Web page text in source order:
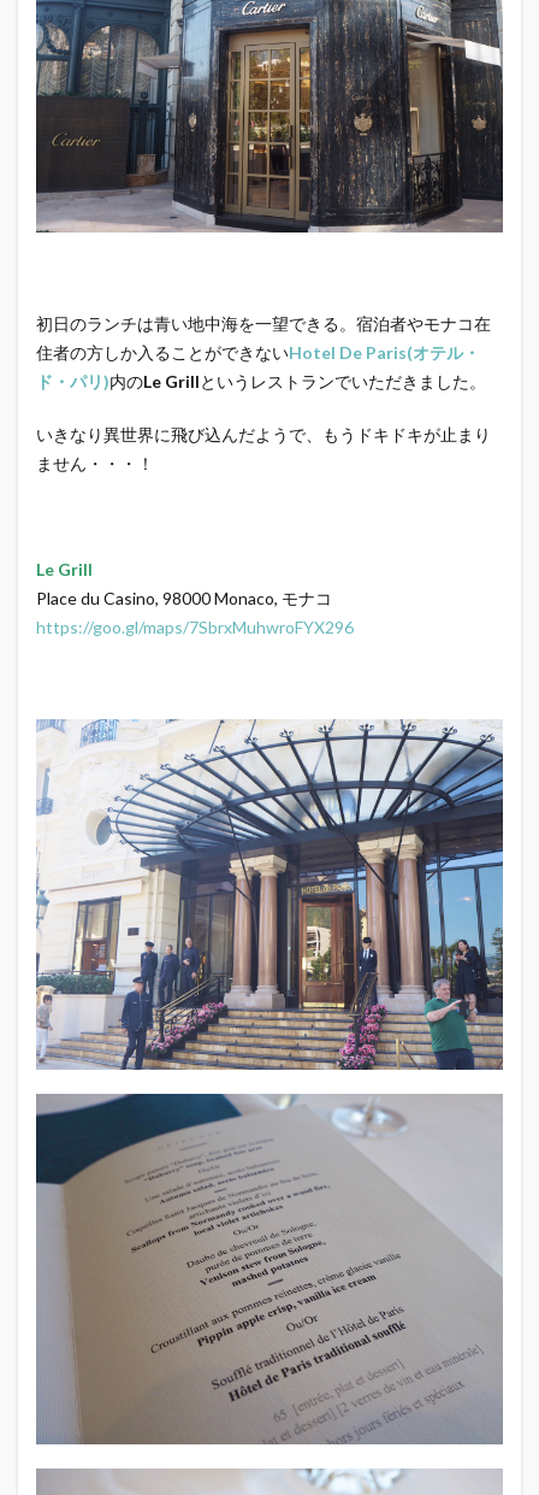
初日のランチは青い地中海を一望できる。宿泊者やモナコ在
住者の方しか入ることができないHotel De Paris(オテル・
ド・パリ)内のLe Grillというレストランでいただきました。
いきなり異世界に飛び込んだようで、もうドキドキが止まり
ません・・・！
Le Grill
Place du Casino, 98000 Monaco, モナコ
https://goo.gl/maps/7SbrxMuhwroFYX296